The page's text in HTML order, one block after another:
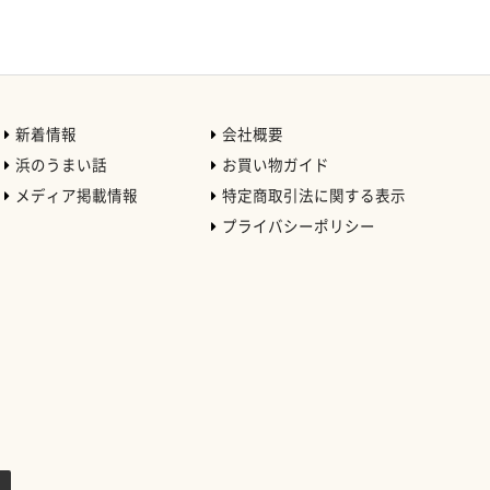
新着情報
浜のうまい話
メディア掲載情報
会社概要
お買い物ガイド
特定商取引法に関する表示
プライバシーポリシー